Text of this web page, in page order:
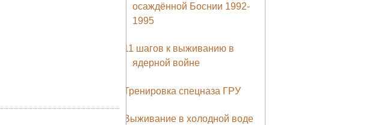
осаждённой Боснии 1992-
1995
11 шагов к выживанию в
ядерной войне
Тренировка спецназа ГРУ
Выживание в холодной воде